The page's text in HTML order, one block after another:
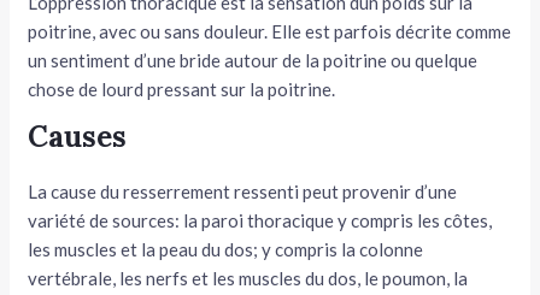
poitrine, avec ou sans douleur. Elle est parfois décrite comme
un sentiment d’une bride autour de la poitrine ou quelque
chose de lourd pressant sur la poitrine.
Causes
La cause du resserrement ressenti peut provenir d’une
variété de sources: la paroi thoracique y compris les côtes,
les muscles et la peau du dos; y compris la colonne
vertébrale, les nerfs et les muscles du dos, le poumon, la